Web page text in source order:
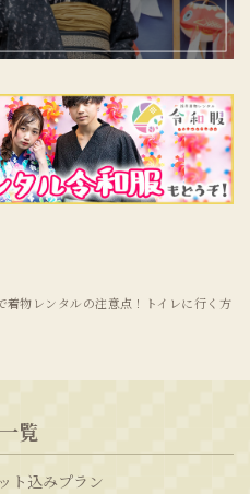
着物レンタルの注意点！トイレに行く方
覧
ト込みプラン